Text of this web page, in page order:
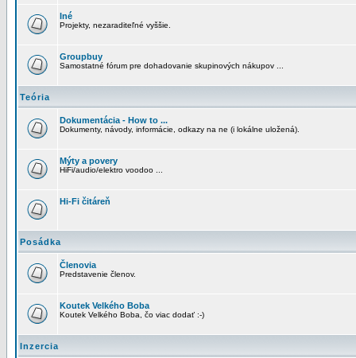
Iné
Projekty, nezaraditeľné vyššie.
Groupbuy
Samostatné fórum pre dohadovanie skupinových nákupov ...
Teória
Dokumentácia - How to ...
Dokumenty, návody, informácie, odkazy na ne (i lokálne uložená).
Mýty a povery
HiFi/audio/elektro voodoo ...
Hi-Fi čitáreň
Posádka
Členovia
Predstavenie členov.
Koutek Velkého Boba
Koutek Velkého Boba, čo viac dodať :-)
Inzercia